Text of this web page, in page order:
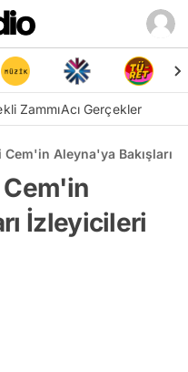
ZammıAcı Gerçekler
Aleyna'ya Bakışları
İzleyicileri